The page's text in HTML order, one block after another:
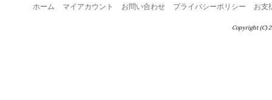
ホーム マイアカウント お問い合わせ プライバシーポリシー お支
Copyright (C)